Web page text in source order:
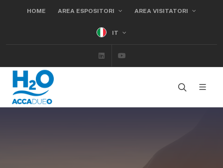
HOME AREA ESPOSITORI AREA VISITATORI
IT
Linkedin